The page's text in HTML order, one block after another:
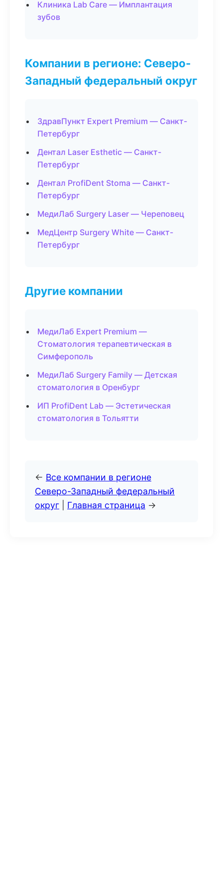
Клиника Lab Care — Имплантация
зубов
Компании в регионе: Северо-
Западный федеральный округ
ЗдравПункт Expert Premium — Санкт-
Петербург
Дентал Laser Esthetic — Санкт-
Петербург
Дентал ProfiDent Stoma — Санкт-
Петербург
МедиЛаб Surgery Laser — Череповец
МедЦентр Surgery White — Санкт-
Петербург
Другие компании
МедиЛаб Expert Premium —
Стоматология терапевтическая в
Симферополь
МедиЛаб Surgery Family — Детская
стоматология в Оренбург
ИП ProfiDent Lab — Эстетическая
стоматология в Тольятти
← Все компании в регионе
Северо-Западный федеральный
округ
Главная страница →